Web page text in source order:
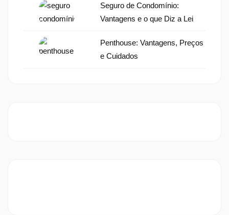
Seguro de Condomínio:
Vantagens e o que Diz a Lei
Penthouse: Vantagens, Preços
e Cuidados